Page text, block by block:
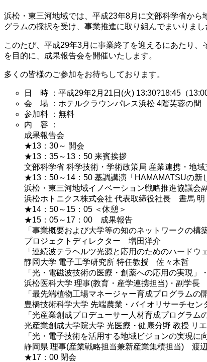
浜松・東三河地域では、平成23年8月に文部科学省か
グラムの採択を受け、事業推進に取り組んでまいりまし
このたび、平成29年3月に事業終了を迎えるにあたり
を目的に、成果報告会を開催いたします。
多くの皆様のご参加をお待ちしております。
日 時 ：平成29年2月21日(火) 13:30?18:45（
会 場 ：ホテルクラウンパレス浜松 4階芙蓉の間
参加料 ：無料
内 容 ：
成果報告会
★13：30～ 開会
★13：35～13：50 来賓挨拶
文部科学省 科学技術・学術政策局 産業連携・地
★13：50～14：50 基調講演「HAMAMATSUの新
浜松・東三河地域イノベーション戦略推進協議会
浜松ホトニクス株式会社 代表取締役社長 晝馬 明
★14：50～15：05 ＜休憩＞
★15：05～17：00 成果報告
「事業概要および大学等の知のネットワークの構築
プロジェクトディレクター 増田洋介
「連続波テラヘルツ光源と応用のためのハードウ
静岡大学 電子工学研究所 特任教授 佐々木哲
「光・電磁波技術の医療・創薬への応用の実現」
浜松医科大学 理事(教育・産学連携担当)・副学長
「最先端植物工場マネージャー育成プログラムの
豊橋技術科学大学 先端農業・バイオリサーチセ
「光産業創成プロデューサー人材育成プログラム
光産業創成大学院大学 光医療・健康分野 教授 リ
「光・電子技術を活用する地域ビジョンの実現に
静岡県 理事(産業戦略担当兼新産業集積担当) 渡
★17：00 閉会